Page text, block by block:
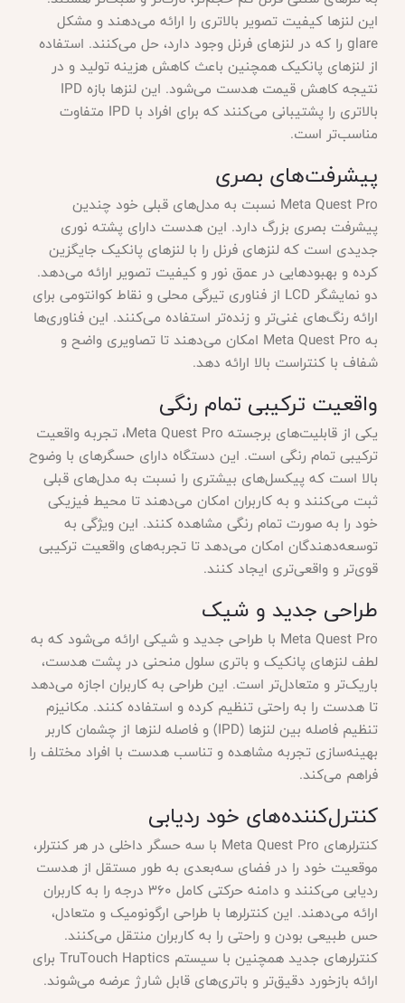
این لنزها کیفیت تصویر بالاتری را ارائه می‌دهند و مشکل
glare را که در لنزهای فرنل وجود دارد، حل می‌کنند. استفاده
از لنزهای پانکیک همچنین باعث کاهش هزینه تولید و در
نتیجه کاهش قیمت هدست می‌شود. این لنزها بازه IPD
بالاتری را پشتیبانی می‌کنند که برای افراد با IPD متفاوت
مناسب‌تر است.
پیشرفت‌های بصری
Meta Quest Pro نسبت به مدل‌های قبلی خود چندین
پیشرفت بصری بزرگ دارد. این هدست دارای پشته نوری
جدیدی است که لنزهای فرنل را با لنزهای پانکیک جایگزین
کرده و بهبودهایی در عمق نور و کیفیت تصویر ارائه می‌دهد.
دو نمایشگر LCD از فناوری تیرگی محلی و نقاط کوانتومی برای
ارائه رنگ‌های غنی‌تر و زنده‌تر استفاده می‌کنند. این فناوری‌ها
به Meta Quest Pro امکان می‌دهند تا تصاویری واضح و
شفاف با کنتراست بالا ارائه دهد.
واقعیت ترکیبی تمام رنگی
یکی از قابلیت‌های برجسته Meta Quest Pro، تجربه واقعیت
ترکیبی تمام رنگی است. این دستگاه دارای حسگرهای با وضوح
بالا است که پیکسل‌های بیشتری را نسبت به مدل‌های قبلی
ثبت می‌کنند و به کاربران امکان می‌دهند تا محیط فیزیکی
خود را به صورت تمام رنگی مشاهده کنند. این ویژگی به
توسعه‌دهندگان امکان می‌دهد تا تجربه‌های واقعیت ترکیبی
قوی‌تر و واقعی‌تری ایجاد کنند.
طراحی جدید و شیک
Meta Quest Pro با طراحی جدید و شیکی ارائه می‌شود که به
لطف لنزهای پانکیک و باتری سلول منحنی در پشت هدست،
باریک‌تر و متعادل‌تر است. این طراحی به کاربران اجازه می‌دهد
تا هدست را به راحتی تنظیم کرده و استفاده کنند. مکانیزم
تنظیم فاصله بین لنزها (IPD) و فاصله لنزها از چشمان کاربر
بهینه‌سازی تجربه مشاهده و تناسب هدست با افراد مختلف را
فراهم می‌کند.
کنترل‌کننده‌های خود ردیابی
کنترلرهای Meta Quest Pro با سه حسگر داخلی در هر کنترلر،
موقعیت خود را در فضای سه‌بعدی به طور مستقل از هدست
ردیابی می‌کنند و دامنه حرکتی کامل 360 درجه را به کاربران
ارائه می‌دهند. این کنترلرها با طراحی ارگونومیک و متعادل،
حس طبیعی بودن و راحتی را به کاربران منتقل می‌کنند.
کنترلرهای جدید همچنین با سیستم TruTouch Haptics برای
ارائه بازخورد دقیق‌تر و باتری‌های قابل شارژ عرضه می‌شوند.